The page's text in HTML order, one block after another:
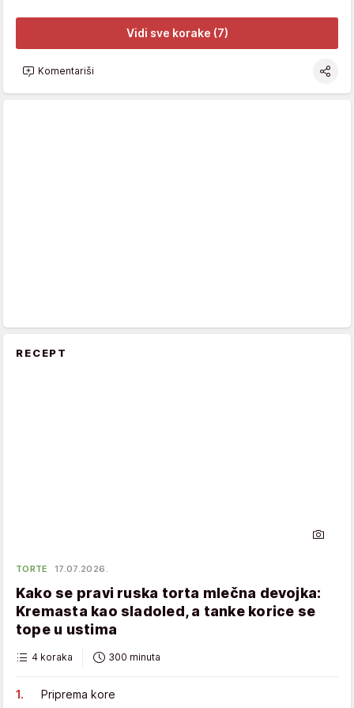
Vidi sve korake (7)
Komentariši
RECEPT
TORTE 17.07.2026.
Kako se pravi ruska torta mlečna devojka:
Kremasta kao sladoled, a tanke korice se
tope u ustima
4 koraka 300 minuta
Priprema kore